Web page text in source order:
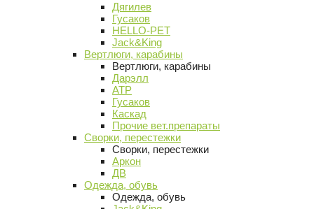
Дягилев
Гусаков
HELLO-PET
Jack&King
Вертлюги, карабины
Вертлюги, карабины
Дарэлл
АТР
Гусаков
Каскад
Прочие вет.препараты
Сворки, перестежки
Сворки, перестежки
Аркон
ДВ
Одежда, обувь
Одежда, обувь